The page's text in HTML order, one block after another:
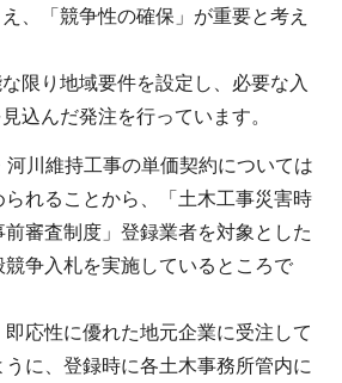
、「競争性の確保」が重要と考え
限り地域要件を設定し、必要な入
込んだ発注を行っています。
河川維持工事の単価契約については
られることから、「土木工事災害時
審査制度」登録業者を対象とした
競争入札を実施しているところで
応性に優れた地元企業に受注して
うに、登録時に各土木事務所管内に